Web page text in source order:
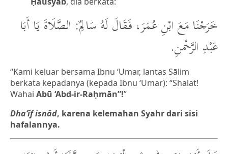
خَرَجْنَا مَعَ ابْنِ عُمَرَ، فَقَالَ لَهُ سَالِمٌ: الصَّلَاةَ يَا أَبَا
عَبْدِ الرَّحْمنِ.
“Kami keluar bersama Ibnu ‘Umar, lantas Sālim
berkata kepadanya (kepada Ibnu ‘Umar): “Shalat!
Wahai Abū ‘Abd-ir-Raḥmān”!”
Dha‘īf isnād, karena kelemahan Syahr dari sisi
hafalannya.